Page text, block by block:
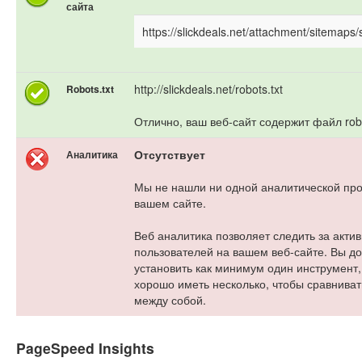
сайта
https://slickdeals.net/attachment/
Robots.txt
http://slickdeals.net/robots.txt
Отлично, ваш веб-сайт содержит файл
Аналитика
Отсутствует
Мы не нашли ни одной аналитической
вашем сайте.
Веб аналитика позволяет следить за
пользователей на вашем веб-сайте. Вы
установить как минимум один
хорошо иметь несколько, чтобы
между собой.
PageSpeed Insights